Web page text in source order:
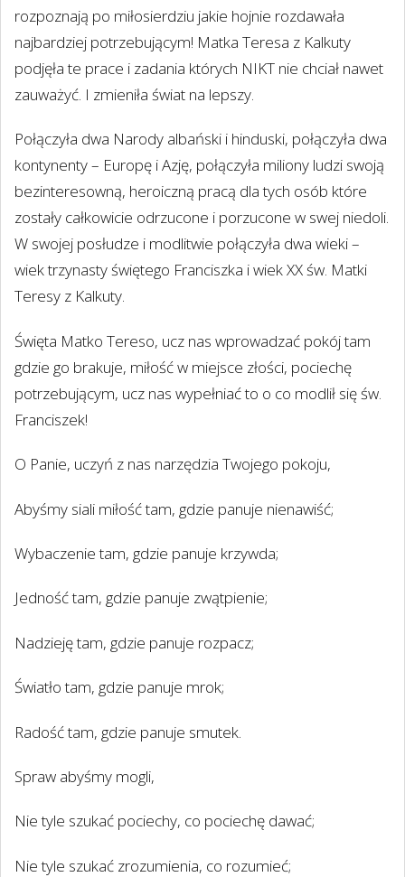
rozpoznają po miłosierdziu jakie hojnie rozdawała
najbardziej potrzebującym! Matka Teresa z Kalkuty
podjęła te prace i zadania których NIKT nie chciał nawet
zauważyć. I zmieniła świat na lepszy.
Połączyła dwa Narody albański i hinduski, połączyła dwa
kontynenty – Europę i Azję, połączyła miliony ludzi swoją
bezinteresowną, heroiczną pracą dla tych osób które
zostały całkowicie odrzucone i porzucone w swej niedoli.
W swojej posłudze i modlitwie połączyła dwa wieki –
wiek trzynasty świętego Franciszka i wiek XX św. Matki
Teresy z Kalkuty.
Święta Matko Tereso, ucz nas wprowadzać pokój tam
gdzie go brakuje, miłość w miejsce złości, pociechę
potrzebującym, ucz nas wypełniać to o co modlił się św.
Franciszek!
O Panie, uczyń z nas narzędzia Twojego pokoju,
Abyśmy siali miłość tam, gdzie panuje nienawiść;
Wybaczenie tam, gdzie panuje krzywda;
Jedność tam, gdzie panuje zwątpienie;
Nadzieję tam, gdzie panuje rozpacz;
Światło tam, gdzie panuje mrok;
Radość tam, gdzie panuje smutek.
Spraw abyśmy mogli,
Nie tyle szukać pociechy, co pociechę dawać;
Nie tyle szukać zrozumienia, co rozumieć;